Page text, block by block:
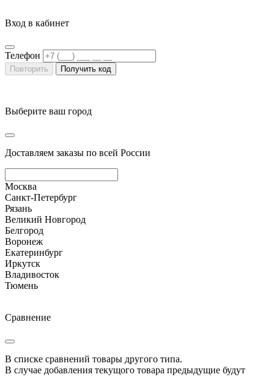
Вход в кабинет
Телефон
Повторить Получить код
Выберите ваш город
Доставляем заказы по всей России
Москва
Санкт-Петербург
Рязань
Великий Новгород
Белгород
Воронеж
Екатеринбург
Иркутск
Владивосток
Тюмень
Сравнение
В списке сравнений товары другого типа.
В случае добавления текущого товара предыдущие будут